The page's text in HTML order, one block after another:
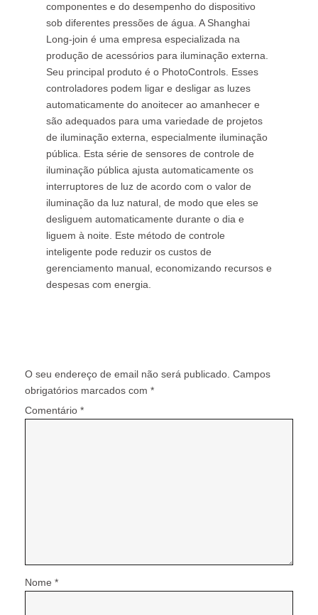
componentes e do desempenho do dispositivo
sob diferentes pressões de água. A Shanghai
Long-join é uma empresa especializada na
produção de acessórios para iluminação externa.
Seu principal produto é o PhotoControls. Esses
controladores podem ligar e desligar as luzes
automaticamente do anoitecer ao amanhecer e
são adequados para uma variedade de projetos
de iluminação externa, especialmente iluminação
pública. Esta série de sensores de controle de
iluminação pública ajusta automaticamente os
interruptores de luz de acordo com o valor de
iluminação da luz natural, de modo que eles se
desliguem automaticamente durante o dia e
liguem à noite. Este método de controle
inteligente pode reduzir os custos de
gerenciamento manual, economizando recursos e
despesas com energia.
O seu endereço de email não será publicado. Campos
obrigatórios marcados com *
Comentário *
Nome *